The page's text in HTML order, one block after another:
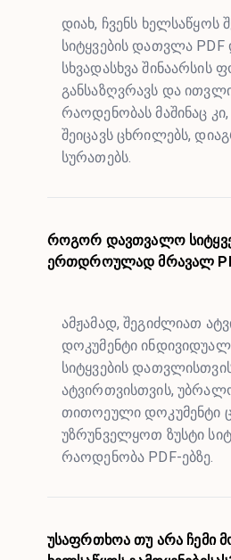
დიახ, ჩვენს ხელსაწყოს
სიტყვების დათვლა PDF
სხვადასხვა შინაარსის
განსაზღვრავს და
რაოდენობას მაშინაც
შეიცავს ცხრილებს,
სურათებს.
როგორ დავთვალო
ერთდროულად მრავალ
ამჟამად, შეგიძლიათ
დოკუმენტი
სიტყვების
ატვირთვისთვის,
თითოეული დოკუმენტი
უზრუნველყოთ ზუსტი
რაოდენობა PDF-ებზე.
უსაფრთხოა თუ არა ჩემი